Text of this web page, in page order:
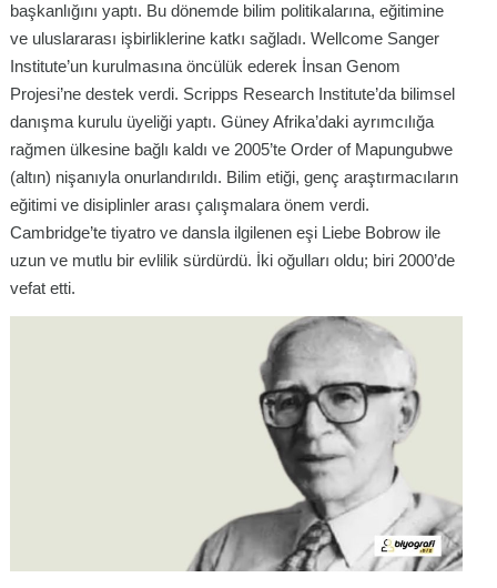
başkanlığını yaptı. Bu dönemde bilim politikalarına, eğitimine
ve uluslararası işbirliklerine katkı sağladı. Wellcome Sanger
Institute’un kurulmasına öncülük ederek İnsan Genom
Projesi’ne destek verdi. Scripps Research Institute’da bilimsel
danışma kurulu üyeliği yaptı. Güney Afrika’daki ayrımcılığa
rağmen ülkesine bağlı kaldı ve 2005’te Order of Mapungubwe
(altın) nişanıyla onurlandırıldı. Bilim etiği, genç araştırmacıların
eğitimi ve disiplinler arası çalışmalara önem verdi.
Cambridge’te tiyatro ve dansla ilgilenen eşi Liebe Bobrow ile
uzun ve mutlu bir evlilik sürdürdü. İki oğulları oldu; biri 2000’de
vefat etti.